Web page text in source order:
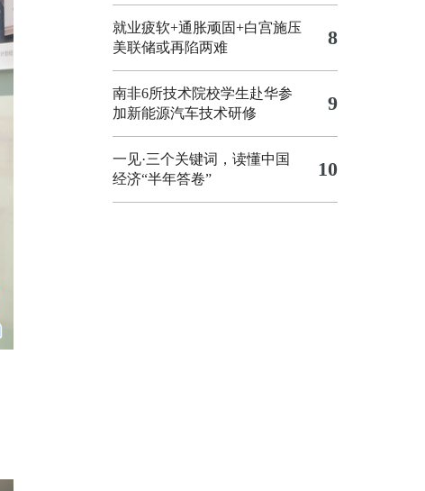
就业疲软+通胀顽固+白宫施压
美联储或再陷两难
8
南非6所技术院校学生赴华参
加新能源汽车技术研修
9
一见·三个关键词，读懂中国
经济“半年答卷”
10